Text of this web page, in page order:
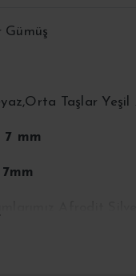
Gümüş
Taşlar Yeşil
7 mm
Afrodit